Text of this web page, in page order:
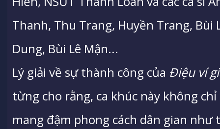
Thanh, Thu Trang, Huyền Trang, Bùi
Dung, Bùi Lê Mận...
Lý giải về sự thành công của Điệu ví
từng cho rằng, ca khúc này không
mang đậm phong cách dân gian